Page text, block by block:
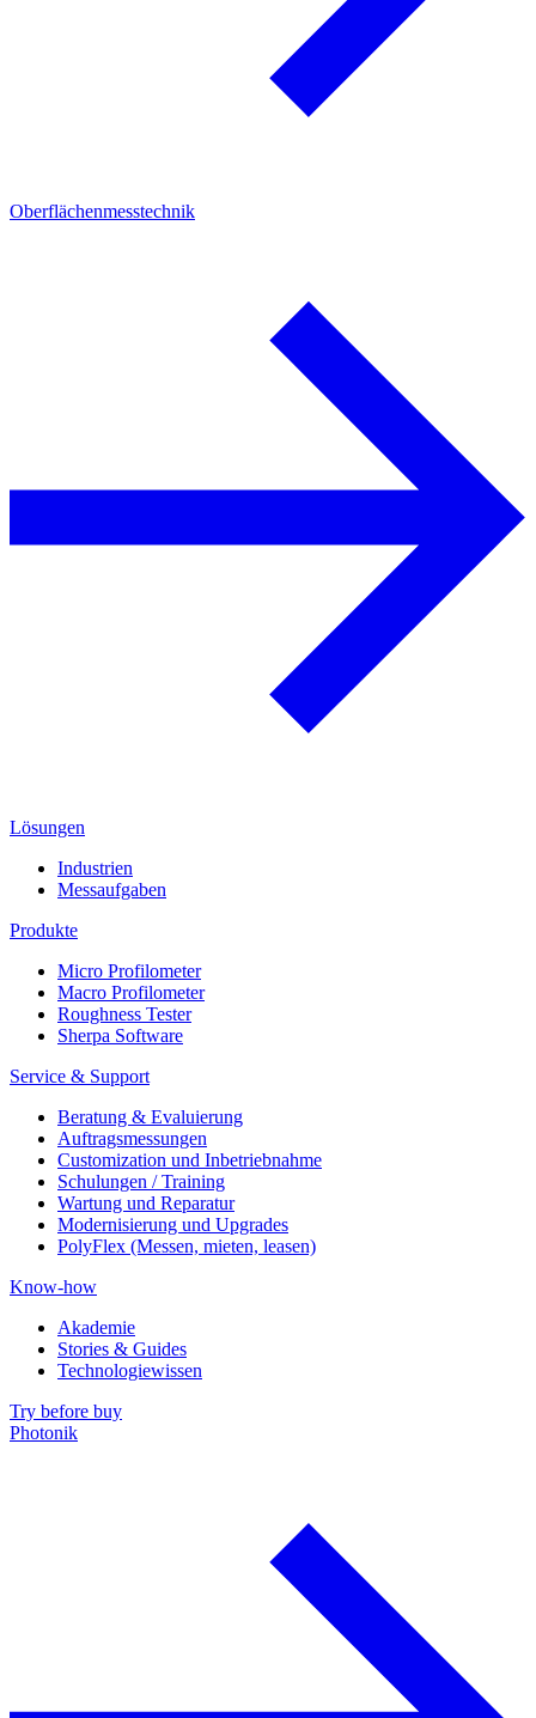
Oberflächenmesstechnik
Lösungen
Industrien
Messaufgaben
Produkte
Micro Profilometer
Macro Profilometer
Roughness Tester
Sherpa Software
Service & Support
Beratung & Evaluierung
Auftragsmessungen
Customization und Inbetriebnahme
Schulungen / Training
Wartung und Reparatur
Modernisierung und Upgrades
PolyFlex (Messen, mieten, leasen)
Know-how
Akademie
Stories & Guides
Technologiewissen
Try before buy
Photonik